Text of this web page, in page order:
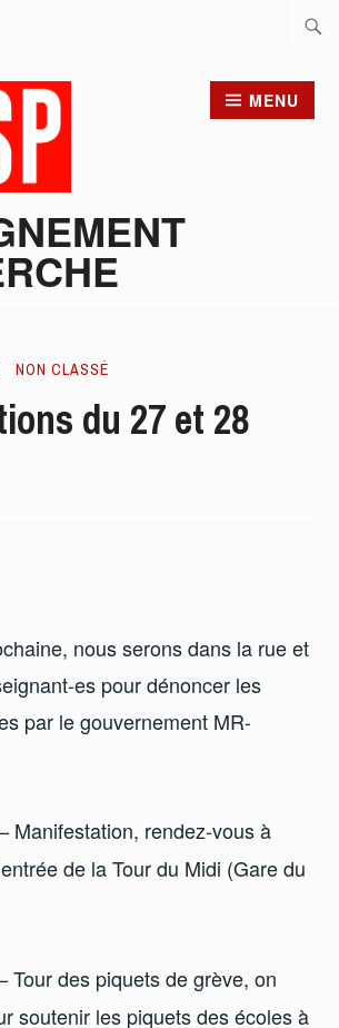
MENU
COMITÉ
ER
NON CLASSÉ
du 27 et 28
nous serons dans la rue et
es pour dénoncer les
par le gouvernement MR-
Manifestation, rendez-vous à
de la Tour du Midi (Gare du
Tour des piquets de grève, on
soutenir les piquets des écoles à